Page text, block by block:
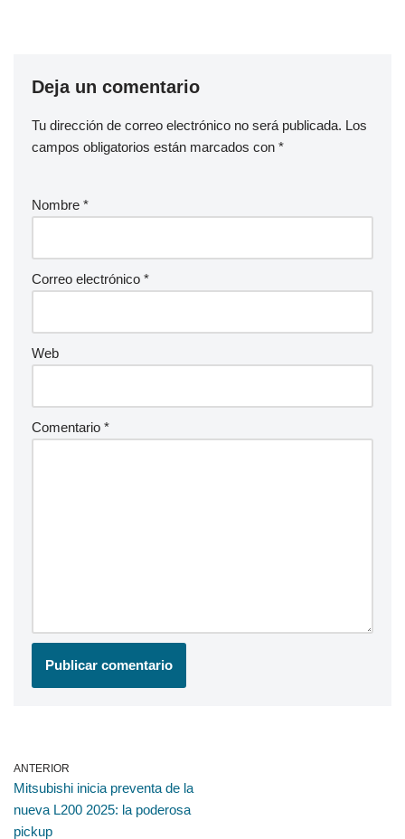
Deja un comentario
Tu dirección de correo electrónico no será publicada. Los
campos obligatorios están marcados con *
Nombre *
Correo electrónico *
Web
Comentario *
ANTERIOR
Mitsubishi inicia preventa de la
nueva L200 2025: la poderosa
pickup